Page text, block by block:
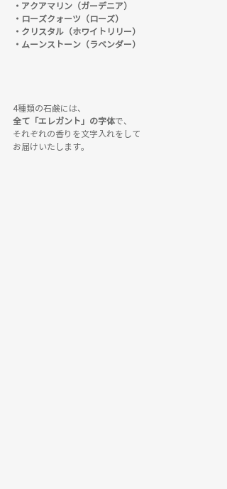
・アクアマリン（ガーデニア）
・ローズクォーツ（ローズ）
・クリスタル（ホワイトリリー）
・ムーンストーン（ラベンダー）
4種類の石鹸には、
全て「エレガント」の字体で、
それぞれの香りを文字入れをして
お届けいたします。